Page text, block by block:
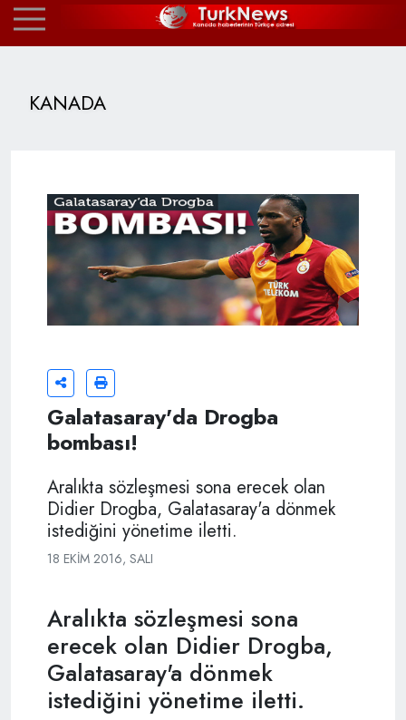
KANADA
Galatasaray'da Drogba
bombası!
Aralıkta sözleşmesi sona erecek olan
Didier Drogba, Galatasaray'a dönmek
istediğini yönetime iletti.
18 EKIM 2016, SALI
Aralıkta sözleşmesi sona
erecek olan Didier Drogba,
Galatasaray'a dönmek
istediğini yönetime iletti.